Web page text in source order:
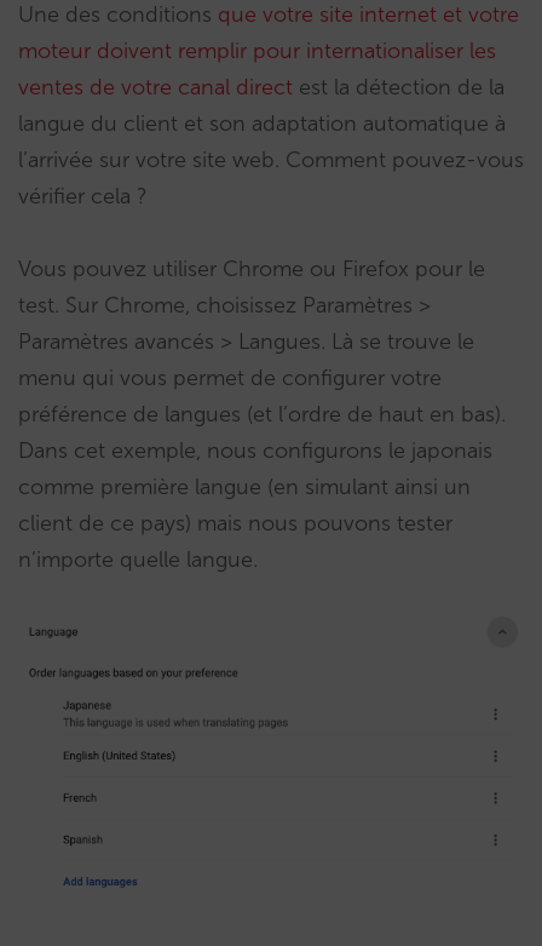
Une des conditions que votre site internet et votre
moteur doivent remplir pour internationaliser les
ventes de votre canal direct est la détection de la
langue du client et son adaptation automatique à
l’arrivée sur votre site web. Comment pouvez-vous
vérifier cela ?
Vous pouvez utiliser Chrome ou Firefox pour le
test. Sur Chrome, choisissez Paramètres >
Paramètres avancés > Langues. Là se trouve le
menu qui vous permet de configurer votre
préférence de langues (et l’ordre de haut en bas).
Dans cet exemple, nous configurons le japonais
comme première langue (en simulant ainsi un
client de ce pays) mais nous pouvons tester
n’importe quelle langue.